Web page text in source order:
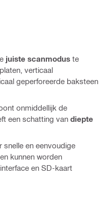
juiste scanmodus te
verticaal
geperforeerde baksteen
onmiddellijk de
een schatting van diepte
snelle en eenvoudige
kunnen worden
en SD-kaart